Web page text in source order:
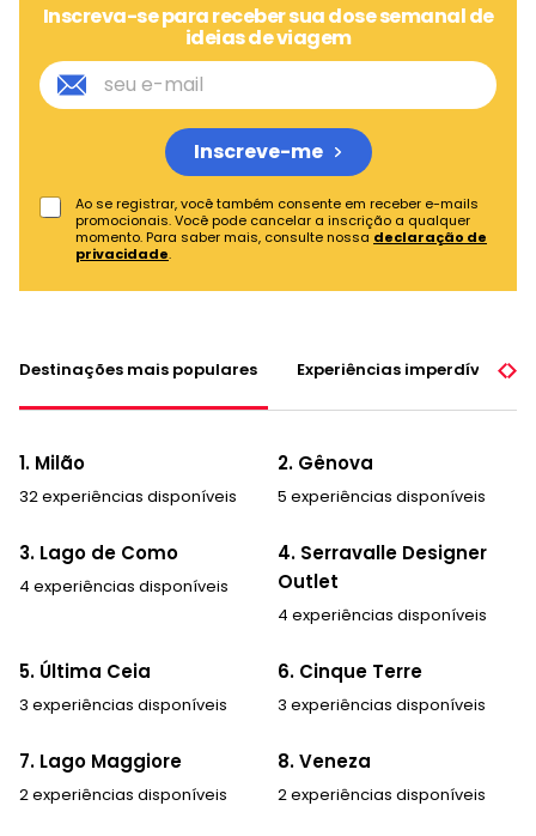
Inscreva-se para receber sua dose semanal de
ideias de viagem
Ao se registrar, você também consente em receber e-mails
promocionais. Você pode cancelar a inscrição a qualquer
momento. Para saber mais, consulte nossa declaração de
privacidade.
Inscreve-me
Destinações mais populares Experiências imperdíveis
1. Milão
32 experiências disponíveis
2. Gênova
5 experiências disponíveis
3. Lago de Como
4 experiências disponíveis
4. Serravalle Designer
Outlet
4 experiências disponíveis
5. Última Ceia
3 experiências disponíveis
6. Cinque Terre
3 experiências disponíveis
7. Lago Maggiore
2 experiências disponíveis
8. Veneza
2 experiências disponíveis